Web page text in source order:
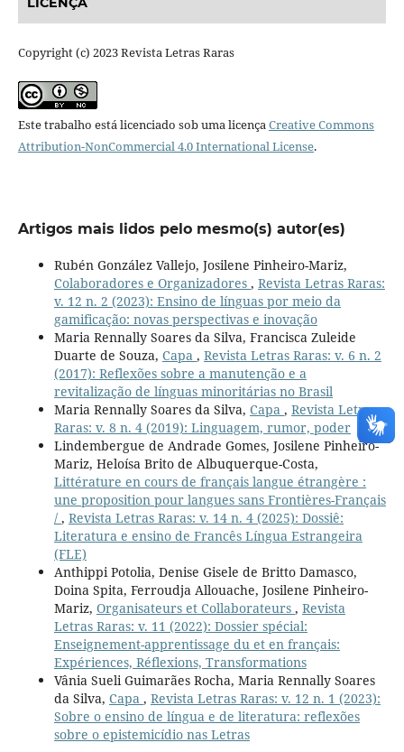
Copyright (c) 2023 Revista Letras Raras
Este trabalho está licenciado sob uma licençaCreative Commons
Attribution-NonCommercial 4.0 International License.
Artigos mais lidos pelo mesmo(s) autor(es)
Rubén González Vallejo, Josilene Pinheiro-Mariz,
Colaboradores e Organizadores , Revista Letras Raras:
v. 12 n. 2 (2023): Ensino de línguas por meio da
gamificação: novas perspectivas e inovação
Maria Rennally Soares da Silva, Francisca Zuleide
Duarte de Souza, Capa , Revista Letras Raras: v. 6 n. 2
(2017): Reflexões sobre a manutenção e a
revitalização de línguas minoritárias no Brasil
Maria Rennally Soares da Silva, Capa , Revista Letras
Raras: v. 8 n. 4 (2019): Linguagem, rumor, poder
Lindembergue de Andrade Gomes, Josilene Pinheiro-
Mariz, Heloísa Brito de Albuquerque-Costa,
Littérature en cours de français langue étrangère :
une proposition pour langues sans Frontières-Français
/ , Revista Letras Raras: v. 14 n. 4 (2025): Dossiê:
Literatura e ensino de Francês Língua Estrangeira
(FLE)
Anthippi Potolia, Denise Gisele de Britto Damasco,
Doina Spita, Ferroudja Allouache, Josilene Pinheiro-
Mariz, Organisateurs et Collaborateurs , Revista
Letras Raras: v. 11 (2022): Dossier spécial:
Enseignement-apprentissage du et en français:
Expériences, Réflexions, Transformations
Vânia Sueli Guimarães Rocha, Maria Rennally Soares
da Silva, Capa , Revista Letras Raras: v. 12 n. 1 (2023):
Sobre o ensino de língua e de literatura: reflexões
sobre o epistemicídio nas Letras